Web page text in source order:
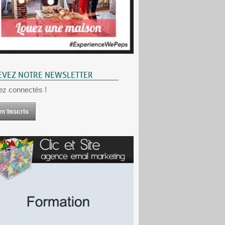
NOTRE NEWSLETTER
connectés !